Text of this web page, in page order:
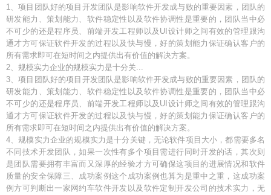
1、项目团队好的项目开发团队是影响软件开发成与败的重要因素，团队的
研发能力、策划能力、软件稳定性以及软件协调性是重要的，团队当中必
不可少的还是程序员、前端开发工程师以及UI设计师之间有效的管理跟沟
通才方可保证软件开发的过程以及快与慢，好的策划能力保证确认客户的
所有需求即可在短时间之内提供出有价值的解决方案。
2、规模实力企业的规模实力是十分关...
3、项目团队好的项目开发团队是影响软件开发成与败的重要因素，团队的
研发能力、策划能力、软件稳定性以及软件协调性是重要的，团队当中必
不可少的还是程序员、前端开发工程师以及UI设计师之间有效的管理跟沟
通才方可保证软件开发的过程以及快与慢，好的策划能力保证确认客户的
所有需求即可在短时间之内提供出有价值的解决方案。
4、规模实力企业的规模实力是十分关键，无论软件项目大小，都需要多名
不同技术开发团队，如果一次性有多个项目需进行同时开发的话，其次则
是团队需要拥有丰富而又深厚的经验才方可确保这项目的进展情况和软件
质量的安全保障三、成功案例这个成功案例也算为是重中之重，这成功案
例方可判断出一家网约车软件开发以及软件定制开发公司的技术实力，无